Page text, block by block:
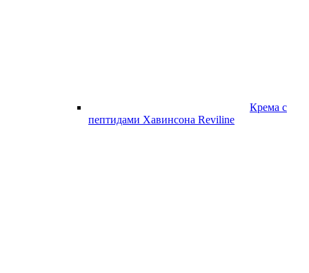
Крема с
пептидами Хавинсона Reviline